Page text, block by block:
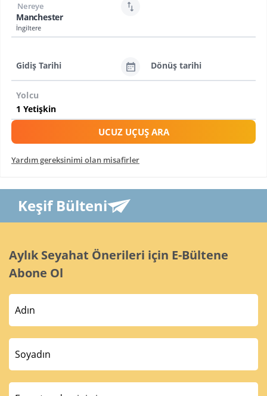
Manchester
İngiltere
Nereye
Gidiş Tarihi Dönüş tarihi
Yolcu
UCUZ UÇUŞ ARA
Yardım gereksinimi olan misafirler
Keşif Bülteni
Aylık Seyahat Önerileri için E-Bültene
Abone Ol